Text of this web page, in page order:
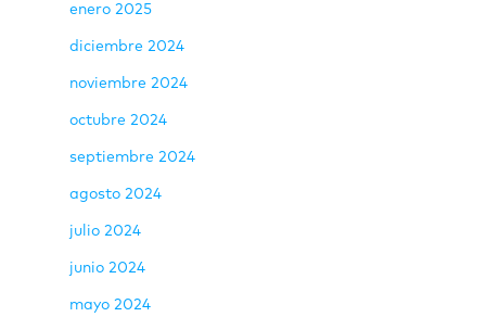
enero 2025
diciembre 2024
noviembre 2024
octubre 2024
septiembre 2024
agosto 2024
julio 2024
junio 2024
mayo 2024